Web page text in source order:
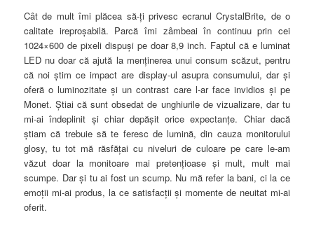
Cât de mult îmi plăcea să-ţi privesc ecranul CrystalBrite, de o
calitate ireproşabilă. Parcă îmi zâmbeai în continuu prin cei
1024×600 de pixeli dispuşi pe doar 8,9 inch. Faptul că e luminat
LED nu doar că ajută la menţinerea unui consum scăzut, pentru
că noi ştim ce impact are display-ul asupra consumului, dar şi
oferă o luminozitate şi un contrast care l-ar face invidios şi pe
Monet. Ştiai că sunt obsedat de unghiurile de vizualizare, dar tu
mi-ai îndeplinit şi chiar depăşit orice expectanţe. Chiar dacă
ştiam că trebuie să te feresc de lumină, din cauza monitorului
glosy, tu tot mă răsfăţai cu niveluri de culoare pe care le-am
văzut doar la monitoare mai pretenţioase şi mult, mult mai
scumpe. Dar şi tu ai fost un scump. Nu mă refer la bani, ci la ce
emoţii mi-ai produs, la ce satisfacţii şi momente de neuitat mi-ai
oferit.